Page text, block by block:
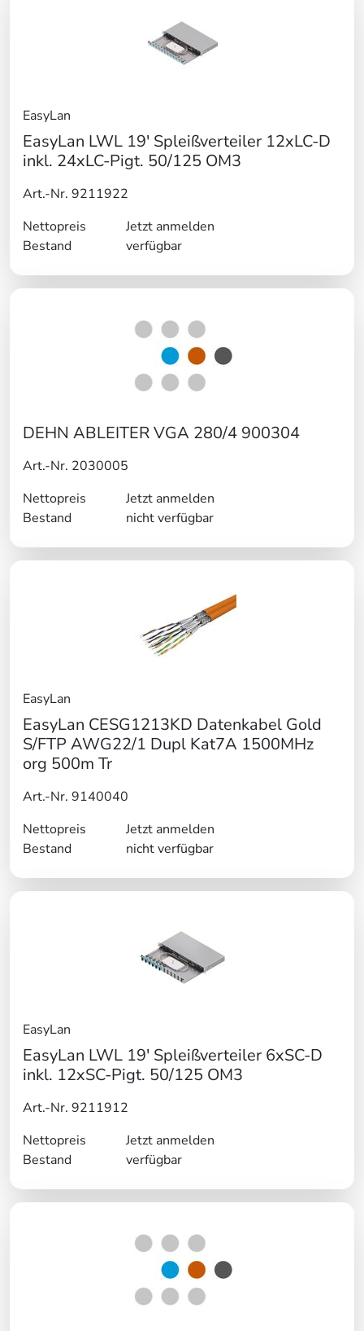
EasyLan
EasyLan LWL 19' Spleißverteiler 12xLC-D
inkl. 24xLC-Pigt. 50/125 OM3
Art.-Nr. 9211922
Nettopreis
Jetzt anmelden
Bestand
verfügbar
DEHN ABLEITER VGA 280/4 900304
Art.-Nr. 2030005
Nettopreis
Jetzt anmelden
Bestand
nicht verfügbar
EasyLan
EasyLan CESG1213KD Datenkabel Gold
S/FTP AWG22/1 Dupl Kat7A 1500MHz
org 500m Tr
Art.-Nr. 9140040
Nettopreis
Jetzt anmelden
Bestand
nicht verfügbar
EasyLan
EasyLan LWL 19' Spleißverteiler 6xSC-D
inkl. 12xSC-Pigt. 50/125 OM3
Art.-Nr. 9211912
Nettopreis
Jetzt anmelden
Bestand
verfügbar